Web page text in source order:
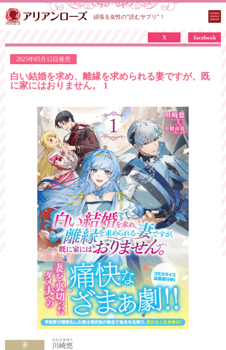
頑張る女性の“読むサプリ”！
2025年05月12日発売
X facebook
白い結婚を求め、離縁を求められる妻ですが、既
に家にはおりません。 1
著 川崎悠
かわさきゆう